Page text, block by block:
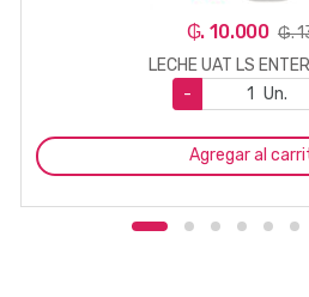
₲. 10.000 ₲.
LECHE UAT LS
-
Un.
Agregar al